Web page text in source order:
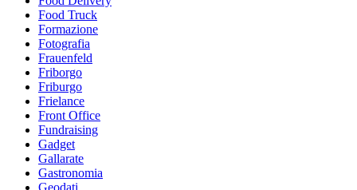
Food Truck
Formazione
Fotografia
Frauenfeld
Friborgo
Friburgo
Frielance
Front Office
Fundraising
Gadget
Gallarate
Gastronomia
Geodati